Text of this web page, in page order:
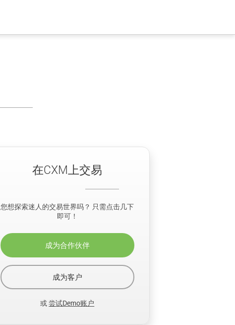
在CXM上交易
您想探索迷人的交易世界吗？ 只需点击几下
即可！
成为合作伙伴
成为客户
或尝试Demo账户